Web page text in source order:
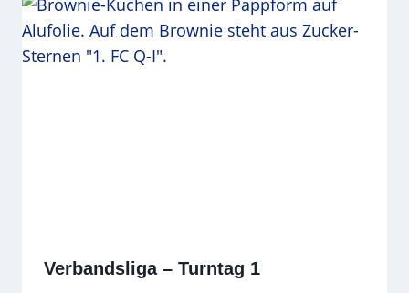
Verbandsliga – Turntag 1